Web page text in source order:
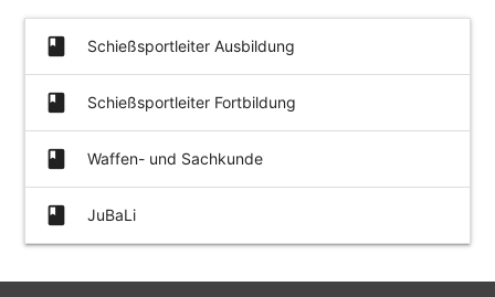
book Schießsportleiter Ausbildung
book Schießsportleiter Fortbildung
book Waffen- und Sachkunde
book JuBaLi